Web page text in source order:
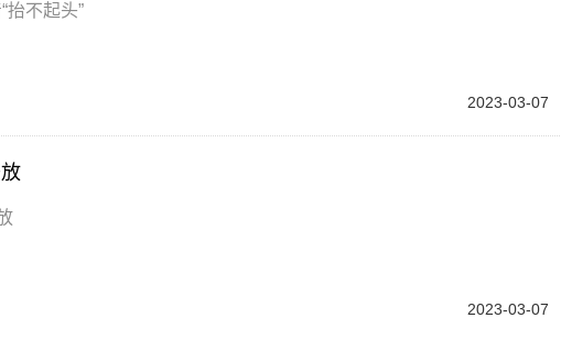
抬不起头”
2023-03-07
2023-03-07